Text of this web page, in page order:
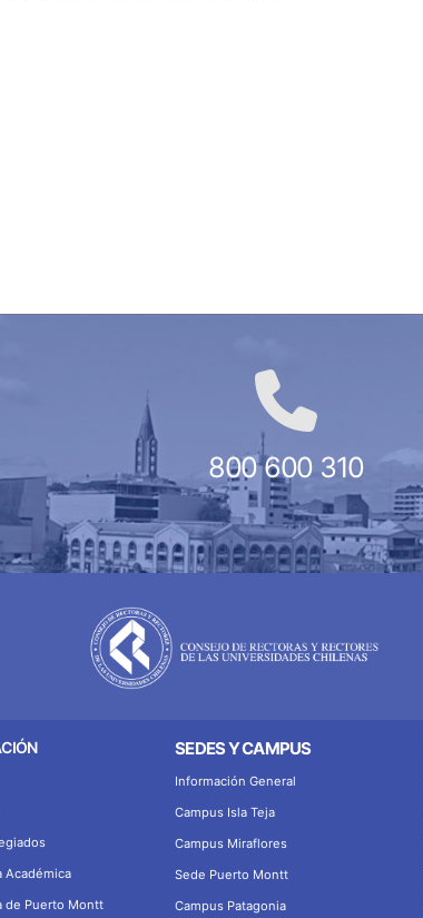
800 600 310
Académica
de Puerto Montt
SEDES Y CAMPUS
Información General
Campus Isla Teja
Campus Miraflores
Sede Puerto Montt
Campus Patagonia